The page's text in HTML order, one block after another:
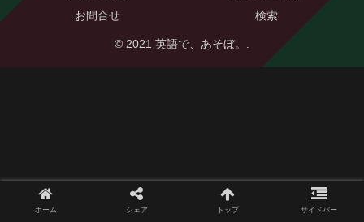
お問合せ
検索
© 2021 英語で、あそぼ。.
ホーム シェア トップ サイドバー